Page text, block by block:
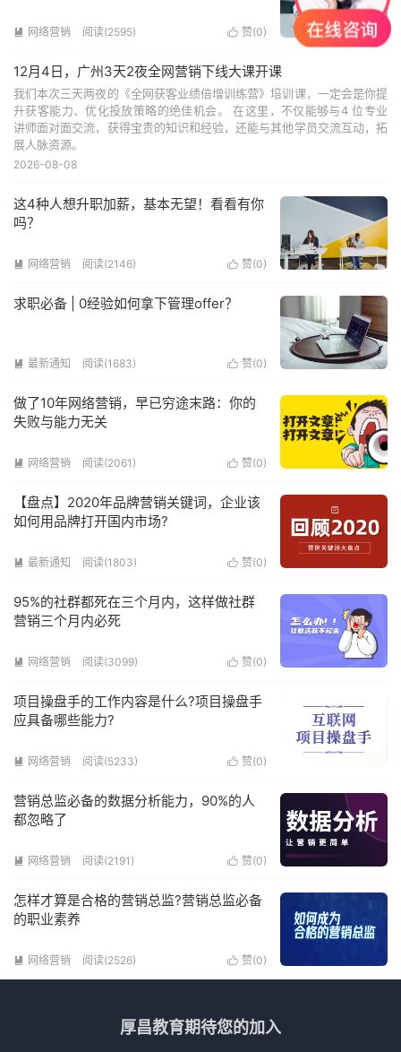
 赞(0)
 网络营销 阅读(2595)
12月4日，广州3天2夜全网营销下线大课开课
我们本次三天两夜的《全网获客业绩倍增训练营》培训课，一定会是你提
升获客能力、优化投放策略的绝佳机会。 在这里，不仅能够与4 位专业
讲师面对面交流，获得宝贵的知识和经验，还能与其他学员交流互动，拓
展人脉资源。
2026-08-08
这4种人想升职加薪，基本无望！看看有你
吗？
 赞(0)
 网络营销 阅读(2146)
求职必备 | 0经验如何拿下管理offer？
 赞(0)
 最新通知 阅读(1683)
做了10年网络营销，早已穷途末路：你的
失败与能力无关
 赞(0)
 网络营销 阅读(2061)
【盘点】2020年品牌营销关键词，企业该
如何用品牌打开国内市场?
 赞(0)
 最新通知 阅读(1803)
95%的社群都死在三个月内，这样做社群
营销三个月内必死
 赞(0)
 网络营销 阅读(3099)
项目操盘手的工作内容是什么?项目操盘手
应具备哪些能力?
 赞(0)
 网络营销 阅读(5233)
营销总监必备的数据分析能力，90%的人
都忽略了
 赞(0)
 网络营销 阅读(2191)
怎样才算是合格的营销总监?营销总监必备
的职业素养
 赞(0)
 网络营销 阅读(2526)
厚昌教育期待您的加入